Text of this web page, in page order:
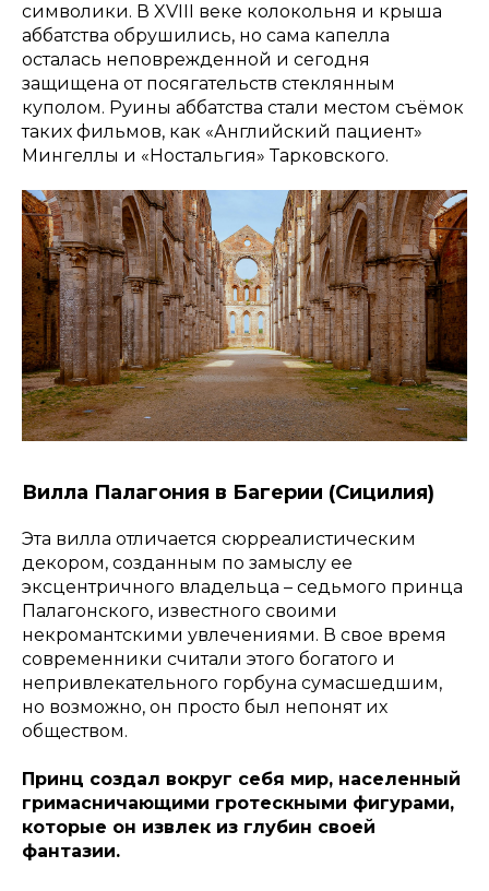
символики. В XVIII веке колокольня и крыша
аббатства обрушились, но сама капелла
осталась неповрежденной и сегодня
защищена от посягательств стеклянным
куполом. Руины аббатства стали местом съёмок
таких фильмов, как «Английский пациент»
Мингеллы и «Ностальгия» Тарковского.
Вилла Палагония в Багерии (Сицилия)
Эта вилла отличается сюрреалистическим
декором, созданным по замыслу ее
эксцентричного владельца – седьмого принца
Палагонского, известного своими
некромантскими увлечениями. В свое время
современники считали этого богатого и
непривлекательного горбуна сумасшедшим,
но возможно, он просто был непонят их
обществом.
Принц создал вокруг себя мир, населенный
гримасничающими гротескными фигурами,
которые он извлек из глубин своей
фантазии.